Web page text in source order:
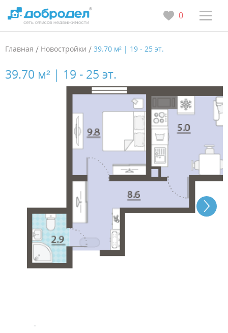
0
Главная / Новостройки / 39.70 м² | 19 - 25 эт.
39.70 м² | 19 - 25 эт.